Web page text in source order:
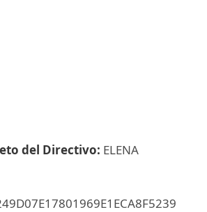
del Directivo: ELENA